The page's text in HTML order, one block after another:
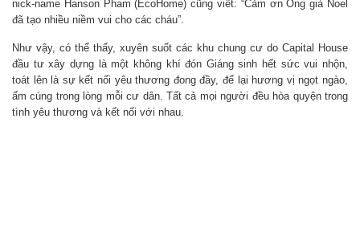
nick-name Hanson Pham (EcoHome) cũng viết: “Cảm ơn Ông già Noel
đã tạo nhiều niềm vui cho các cháu”.
Như vậy, có thể thấy, xuyên suốt các khu chung cư do Capital House
đầu tư xây dựng là một không khí đón Giáng sinh hết sức vui nhộn,
toát lên là sự kết nối yêu thương đong đầy, để lại hương vị ngọt ngào,
ấm cúng trong lòng mỗi cư dân. Tất cả mọi người đều hòa quyện trong
tình yêu thương và kết nối với nhau.